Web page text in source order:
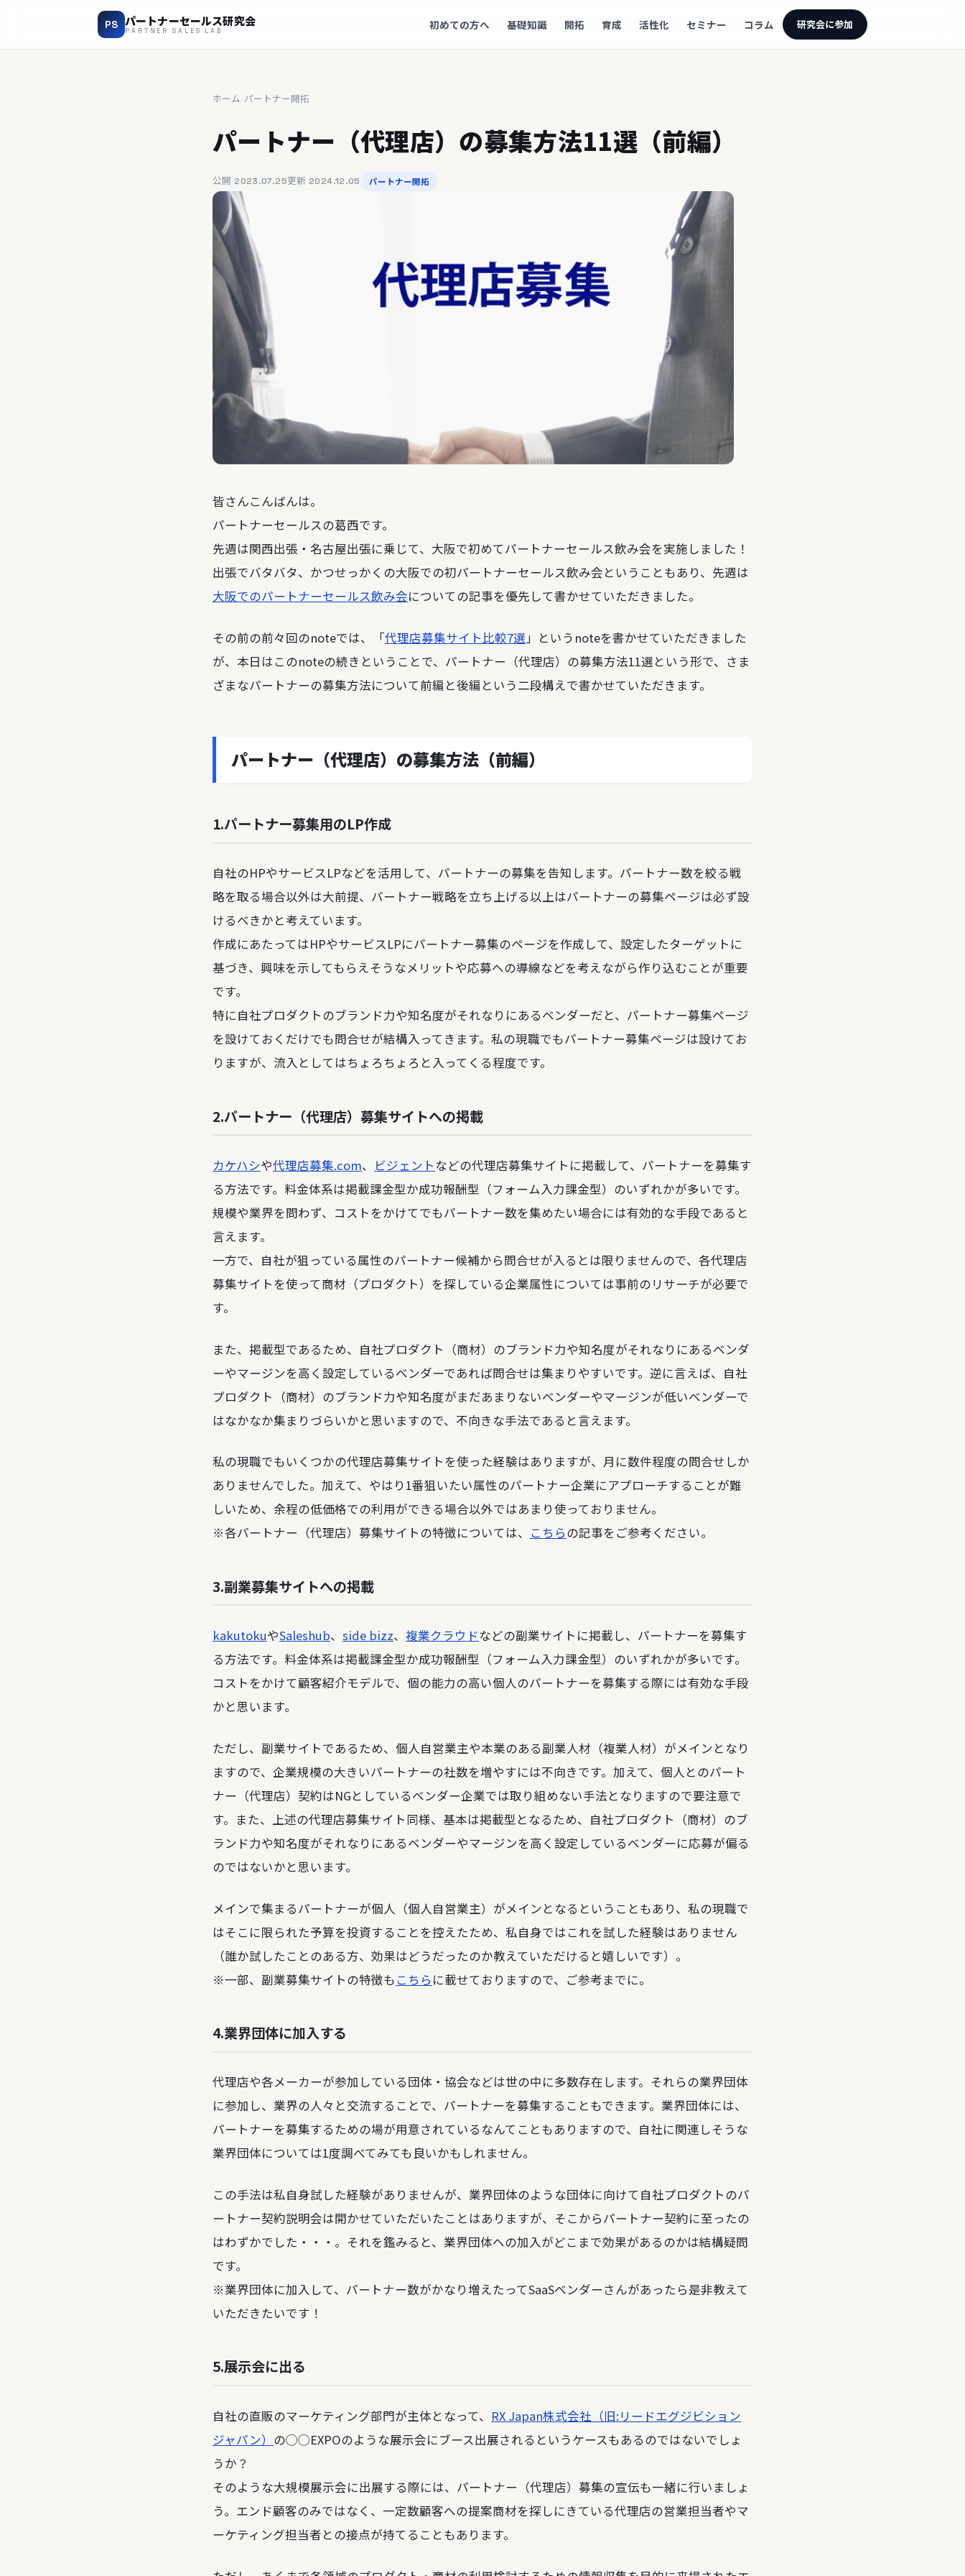
PS パートナーセールス研究会
PARTNER SALES LAB 初めての方へ 基礎知識 開拓 育成 活性化 セミナー コラム 研究会に参加
ホーム パートナー開拓
パートナー（代理店）の募集方法11選（前編）
公開 2023.07.25更新 2024.12.05 パートナー開拓
皆さんこんばんは。
パートナーセールスの葛西です。
先週は関西出張・名古屋出張に乗じて、大阪で初めてパートナーセールス飲み会を実施しました！
出張でバタバタ、かつせっかくの大阪での初パートナーセールス飲み会ということもあり、先週は
大阪でのパートナーセールス飲み会についての記事を優先して書かせていただきました。
その前の前々回のnoteでは、「代理店募集サイト比較7選 」というnoteを書かせていただきました
が、本日はこのnoteの続きということで、パートナー（代理店）の募集方法11選という形で、さま
ざまなパートナーの募集方法について前編と後編という二段構えで書かせていただきます。
パートナー（代理店）の募集方法（前編）
1.パートナー募集用のLP作成
自社のHPやサービスLPなどを活用して、パートナーの募集を告知します。パートナー数を絞る戦
略を取る場合以外は大前提、パートナー戦略を立ち上げる以上はパートナーの募集ページは必ず設
けるべきかと考えています。
作成にあたってはHPやサービスLPにパートナー募集のページを作成して、設定したターゲットに
基づき、興味を示してもらえそうなメリットや応募への導線などを考えながら作り込むことが重要
です。
特に自社プロダクトのブランド力や知名度がそれなりにあるベンダーだと、パートナー募集ページ
を設けておくだけでも問合せが結構入ってきます。私の現職でもパートナー募集ページは設けてお
りますが、流入としてはちょろちょろと入ってくる程度です。
2.パートナー（代理店）募集サイトへの掲載
カケハシや代理店募集.com、 ビジェント などの代理店募集サイトに掲載して、パートナーを募集す
る方法です。料金体系は掲載課金型か成功報酬型（フォーム入力課金型）のいずれかが多いです。
規模や業界を問わず、コストをかけてでもパートナー数を集めたい場合には有効的な手段であると
言えます。
一方で、自社が狙っている属性のパートナー候補から問合せが入るとは限りませんので、各代理店
募集サイトを使って商材（プロダクト）を探している企業属性については事前のリサーチが必要で
す。
また、掲載型であるため、自社プロダクト（商材）のブランド力や知名度がそれなりにあるベンダ
ーやマージンを高く設定しているベンダーであれば問合せは集まりやすいです。逆に言えば、自社
プロダクト（商材）のブランド力や知名度がまだあまりないベンダーやマージンが低いベンダーで
はなかなか集まりづらいかと思いますので、不向きな手法であると言えます。
私の現職でもいくつかの代理店募集サイトを使った経験はありますが、月に数件程度の問合せしか
ありませんでした。加えて、やはり1番狙いたい属性のパートナー企業にアプローチすることが難
しいため、余程の低価格での利用ができる場合以外ではあまり使っておりません。
※各パートナー（代理店）募集サイトの特徴については、 こちらの記事をご参考ください。
3.副業募集サイトへの掲載
kakutokuやSaleshub、 side bizz、 複業クラウドなどの副業サイトに掲載し、パートナーを募集す
る方法です。料金体系は掲載課金型か成功報酬型（フォーム入力課金型）のいずれかが多いです。
コストをかけて顧客紹介モデルで、個の能力の高い個人のパートナーを募集する際には有効な手段
かと思います。
ただし、副業サイトであるため、個人自営業主や本業のある副業人材（複業人材）がメインとなり
ますので、企業規模の大きいパートナーの社数を増やすには不向きです。加えて、個人とのパート
ナー（代理店）契約はNGとしているベンダー企業では取り組めない手法となりますので要注意で
す。また、上述の代理店募集サイト同様、基本は掲載型となるため、自社プロダクト（商材）のブ
ランド力や知名度がそれなりにあるベンダーやマージンを高く設定しているベンダーに応募が偏る
のではないかと思います。
メインで集まるパートナーが個人（個人自営業主）がメインとなるということもあり、私の現職で
はそこに限られた予算を投資することを控えたため、私自身ではこれを試した経験はありません
（誰か試したことのある方、効果はどうだったのか教えていただけると嬉しいです）。
※一部、副業募集サイトの特徴も こちら に載せておりますので、ご参考までに。
4.業界団体に加入する
代理店や各メーカーが参加している団体・協会などは世の中に多数存在します。それらの業界団体
に参加し、業界の人々と交流することで、パートナーを募集することもできます。業界団体には、
パートナーを募集するための場が用意されているなんてこともありますので、自社に関連しそうな
業界団体については1度調べてみても良いかもしれません。
この手法は私自身試した経験がありませんが、業界団体のような団体に向けて自社プロダクトのパ
ートナー契約説明会は開かせていただいたことはありますが、そこからパートナー契約に至ったの
はわずかでした・・・。それを鑑みると、業界団体への加入がどこまで効果があるのかは結構疑問
です。
※業界団体に加入して、パートナー数がかなり増えたってSaaSベンダーさんがあったら是非教えて
いただきたいです！
5.展示会に出る
自社の直販のマーケティング部門が主体となって、 RX Japan株式会社（旧:リードエグジビション
ジャパン） の◯◯EXPOのような展示会にブース出展されるというケースもあるのではないでしょ
うか？
そのような大規模展示会に出展する際には、パートナー（代理店）募集の宣伝も一緒に行いましょ
う。エンド顧客のみではなく、一定数顧客への提案商材を探しにきている代理店の営業担当者やマ
ーケティング担当者との接点が持てることもあります。